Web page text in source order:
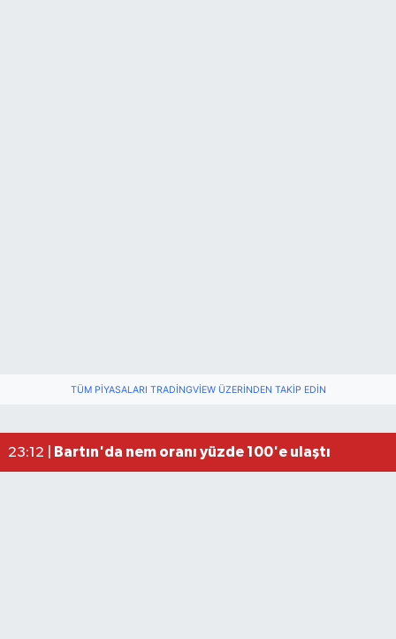
TÜM PIYASALARI TRADINGVIEW ÜZERINDEN TAKIP EDIN
23:12 |
Bartın'da nem oranı yüzde 100'e ulaştı